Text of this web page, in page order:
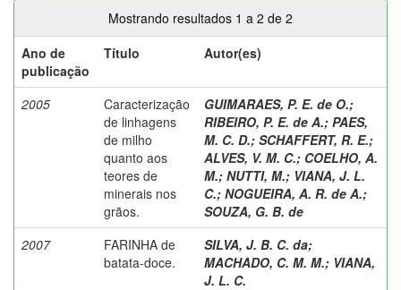
Mostrando resultados 1 a 2 de 2
Ano de
publicação
Título Autor(es)
2005
Caracterização
de linhagens
de milho
quanto aos
teores de
minerais nos
grãos.
GUIMARAES, P. E. de O.;
RIBEIRO, P. E. de A.; PAES,
M. C. D.; SCHAFFERT, R. E.;
ALVES, V. M. C.; COELHO, A.
M.; NUTTI, M.; VIANA, J. L.
C.; NOGUEIRA, A. R. de A.;
SOUZA, G. B. de
2007
FARINHA de
batata-doce.
SILVA, J. B. C. da;
MACHADO, C. M. M.; VIANA,
J. L. C.